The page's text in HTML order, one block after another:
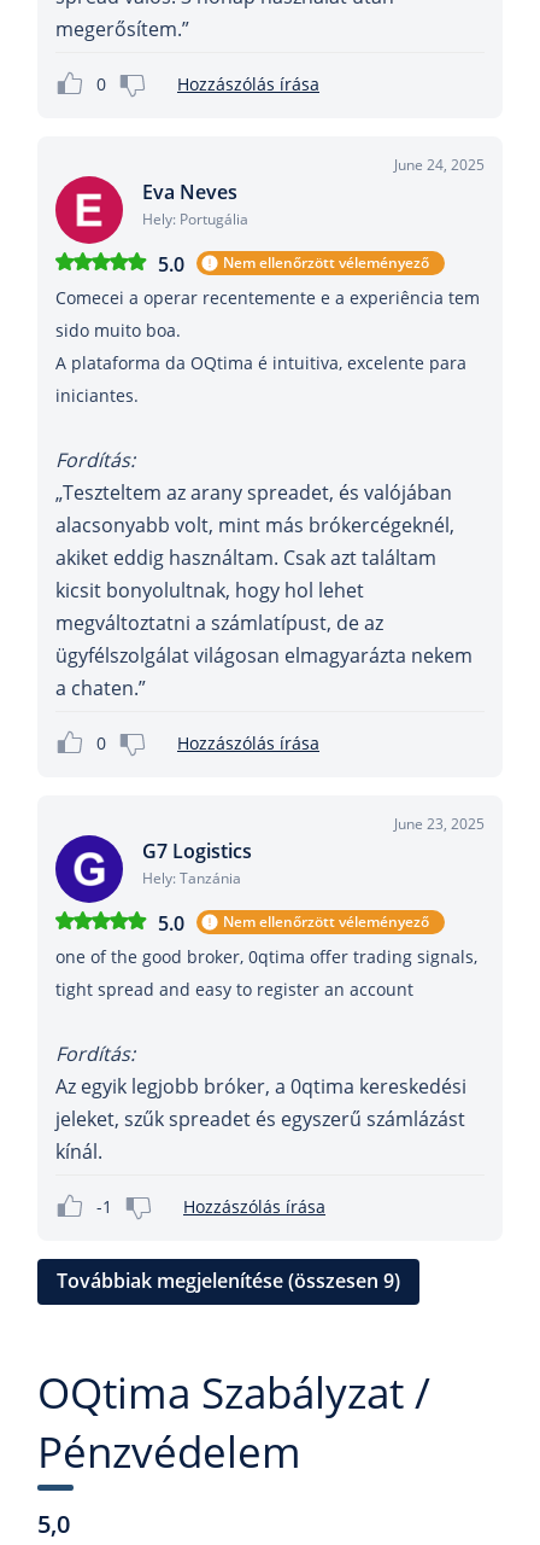
megerősítem.”
0 Hozzászólás írása
June 24, 2025
Eva Neves
Hely: Portugália
5.0 Nem ellenőrzött véleményező
Comecei a operar recentemente e a experiência tem
sido muito boa.
A plataforma da OQtima é intuitiva, excelente para
iniciantes.
Fordítás:
„Teszteltem az arany spreadet, és valójában
alacsonyabb volt, mint más brókercégeknél,
akiket eddig használtam. Csak azt találtam
kicsit bonyolultnak, hogy hol lehet
megváltoztatni a számlatípust, de az
ügyfélszolgálat világosan elmagyarázta nekem
a chaten.”
0 Hozzászólás írása
June 23, 2025
G7 Logistics
Hely: Tanzánia
5.0 Nem ellenőrzött véleményező
one of the good broker, 0qtima offer trading signals,
tight spread and easy to register an account
Fordítás:
Az egyik legjobb bróker, a 0qtima kereskedési
jeleket, szűk spreadet és egyszerű számlázást
kínál.
-1 Hozzászólás írása
Továbbiak megjelenítése (összesen 9)
OQtima Szabályzat /
Pénzvédelem
5,0